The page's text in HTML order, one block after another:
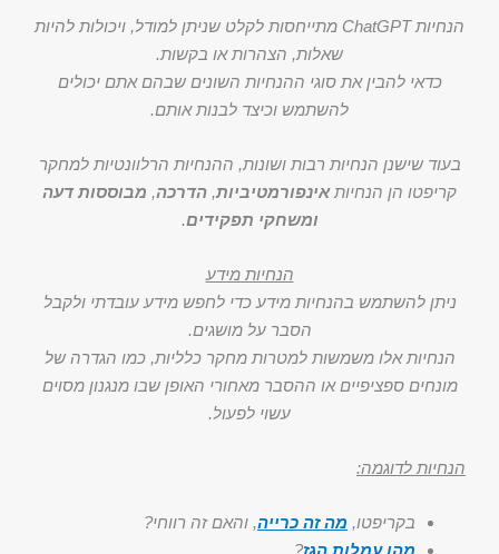
הנחיות ChatGPT מתייחסות לקלט שניתן למודל, ויכולות להיות
שאלות, הצהרות או בקשות.
כדאי להבין את סוגי ההנחיות השונים שבהם אתם יכולים
להשתמש וכיצד לבנות אותם.
בעוד שישנן הנחיות רבות ושונות, ההנחיות הרלוונטיות למחקר
קריפטו הן הנחיותאינפורמטיביות, הדרכה, מבוססות דעה
ומשחקי תפקידים.
הנחיות מידע
ניתן להשתמש בהנחיות מידע כדי לחפש מידע עובדתי ולקבל
הסבר על מושגים.
הנחיות אלו משמשות למטרות מחקר כלליות, כמו הגדרה של
מונחים ספציפיים או ההסבר מאחורי האופן שבו מנגנון מסוים
עשוי לפעול.
הנחיות לדוגמה:
בקריפטו, מה זה כרייה, והאם זה רווחי?